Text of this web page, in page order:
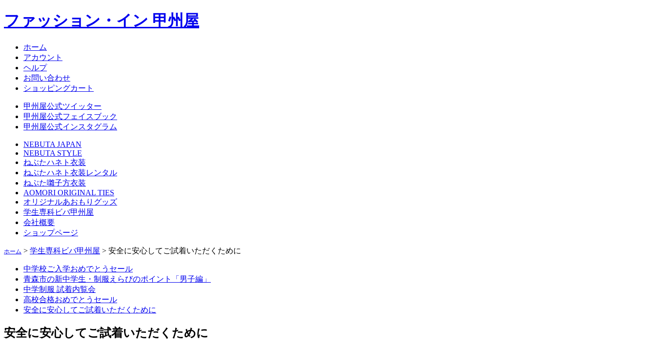
ファッション・イン 甲州屋
ホーム
アカウント
ヘルプ
お問い合わせ
ショッピングカート
甲州屋公式ツイッター
甲州屋公式フェイスブック
甲州屋公式インスタグラム
NEBUTA JAPAN
NEBUTA STYLE
ねぶたハネト衣装
ねぶたハネト衣装レンタル
ねぶた囃子方衣装
AOMORI ORIGINAL TIES
オリジナルあおもりグッズ
学生専科ビバ甲州屋
会社概要
ショップページ
ホーム > 学生専科ビバ甲州屋 > 安全に安心してご試着いただくために
中学校ご入学おめでとうセール
青森市の新中学生・制服えらびのポイント「男子編」
中学制服 試着内覧会
高校合格おめでとうセール
安全に安心してご試着いただくために
安全に安心してご試着いただくために